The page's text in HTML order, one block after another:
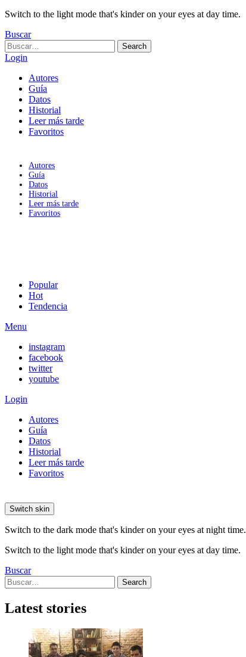
Switch to the light mode that's kinder on your eyes at day time.
Buscar
Search
for:
Search
Login
Autores
Guía
Datos
Historial
Leer más tarde
Favoritos
Autores
Guía
Datos
Historial
Leer más tarde
Favoritos
Popular
Hot
Tendencia
Menu
instagram
facebook
twitter
youtube
Login
Autores
Guía
Datos
Historial
Leer más tarde
Favoritos
Switch skin
Switch to the dark mode that's kinder on your eyes at night time.
Switch to the light mode that's kinder on your eyes at day time.
Buscar
Search
for:
Search
Latest stories